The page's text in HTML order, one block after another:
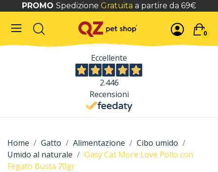
PROMO Spedizione Gratuita a partire da 69€
0
Eccellente
2.446
Recensioni
Home Gatto Alimentazione
Cibo umido
Umido al naturale
Oasy Cat More Love Pollo con
Fegato Busta 70gr